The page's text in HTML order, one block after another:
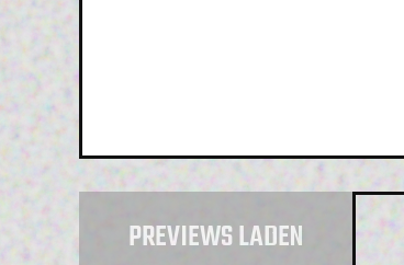
PREVIEWS LADEN